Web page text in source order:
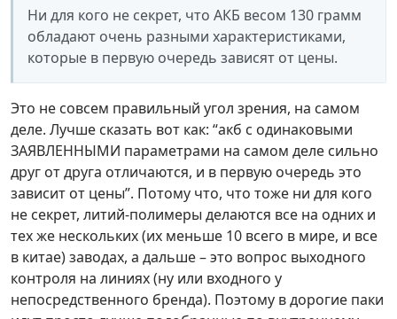
Ни для кого не секрет, что АКБ весом 130 грамм
обладают очень разными характеристиками,
которые в первую очередь зависят от цены.
Это не совсем правильный угол зрения, на самом
деле. Лучше сказать вот как: “акб с одинаковыми
ЗАЯВЛЕННЫМИ параметрами на самом деле сильно
друг от друга отличаются, и в первую очередь это
зависит от цены”. Потому что, что тоже ни для кого
не секрет, литий-полимеры делаются все на одних и
тех же нескольких (их меньше 10 всего в мире, и все
в китае) заводах, а дальше – это вопрос выходного
контроля на линиях (ну или входного у
непосредственного бренда). Поэтому в дорогие паки